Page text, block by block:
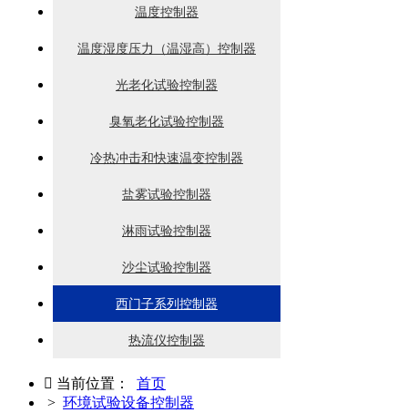
温度控制器
温度湿度压力（温湿高）控制器
光老化试验控制器
臭氧老化试验控制器
冷热冲击和快速温变控制器
盐雾试验控制器
淋雨试验控制器
沙尘试验控制器
西门子系列控制器
热流仪控制器
 当前位置： 首页
> 环境试验设备控制器